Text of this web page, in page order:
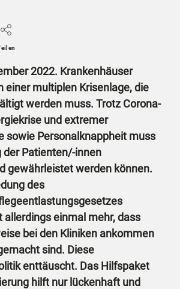
2022. Krankenhäuser
einer multiplen Krisenlage, die
werden muss. Trotz Corona-
und extremer
sowie Personalknappheit muss
der Patienten/-innen
gewährleistet werden können.
des
allerdings einmal mehr, dass
bei den Kliniken ankommen
sind. Diese
enttäuscht. Das Hilfspaket
hilft nur lückenhaft und